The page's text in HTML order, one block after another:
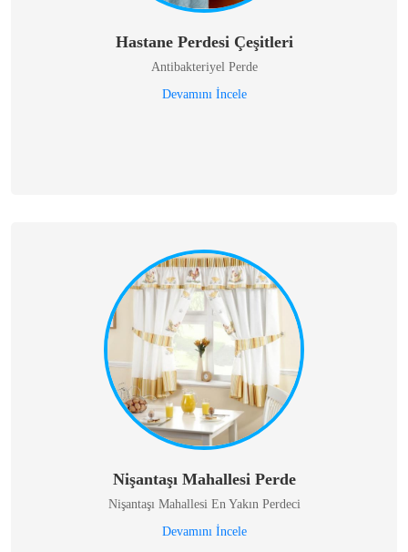
Hastane Perdesi Çeşitleri
Antibakteriyel Perde
Devamını İncele
Nişantaşı Mahallesi Perde
Nişantaşı Mahallesi En Yakın Perdeci
Devamını İncele